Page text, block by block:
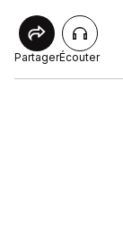
PartagerÉcouter